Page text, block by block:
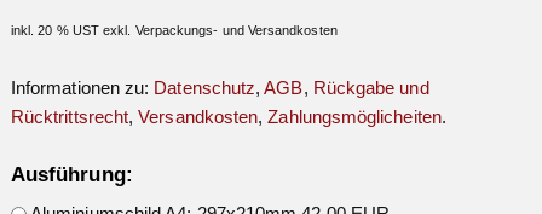
inkl. 20 % UST exkl. Verpackungs- und Versandkosten
Informationen zu: Datenschutz,AGB, Rückgabe und
Rücktrittsrecht,Versandkosten,Zahlungsmöglicheiten.
Ausführung: